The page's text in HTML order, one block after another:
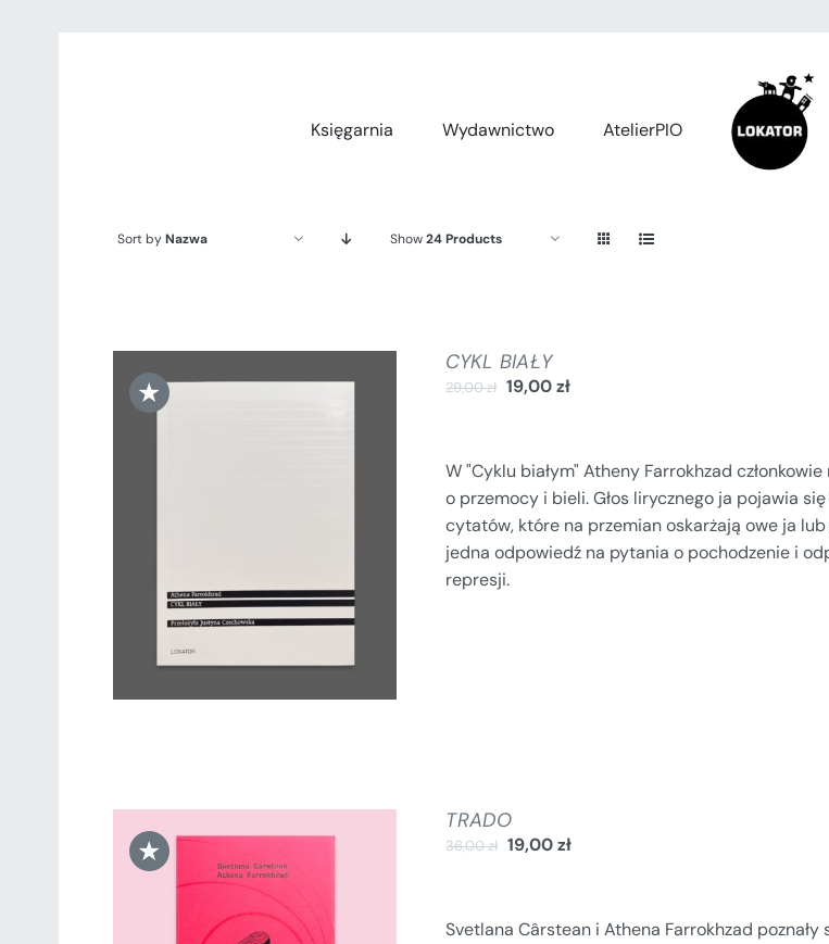
Księgarnia
Wydawnictwo AtelierPIO
Sort byNazwa Show24 Products
★
CYKL BIAŁY
29,00zł 19,00zł
W "Cyklu białym" Atheny Farrokhzad
o przemocy i bieli. Głos lirycznego ja pojawia
cytatów, które na przemian oskarżają owe ja
jedna odpowiedź na pytania o pochodzenie i
represji.
★
TRADO
36,00zł 19,00zł
Svetlana Cârstean i Athena Farrokhzad